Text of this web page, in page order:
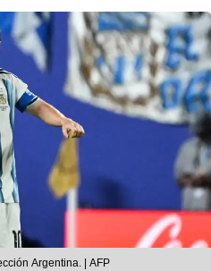
Argentina. | AFP